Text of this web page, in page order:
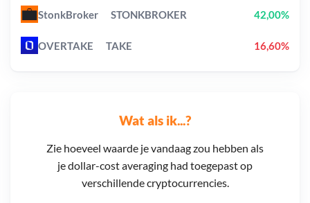
Wat als ik...?
Zie hoeveel waarde je vandaag zou hebben als
je dollar-cost averaging had toegepast op
verschillende cryptocurrencies.
StonkBroker STONKBROKER 42,00%
OVERTAKE TAKE 16,60%